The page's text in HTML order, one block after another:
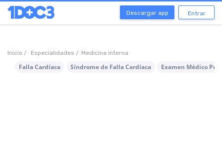
Descargar app Entrar
Inicio / Especialidades / Medicina interna
Falla Cardíaca Síndrome de Falla Cardíaca Examen Médico